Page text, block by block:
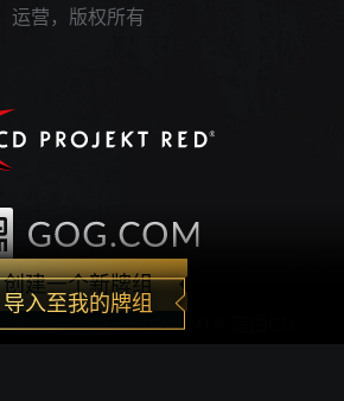
创建一个新牌组
导入至我的牌组
运营，版权所有
The Witcher®, GWENT® 是由CD